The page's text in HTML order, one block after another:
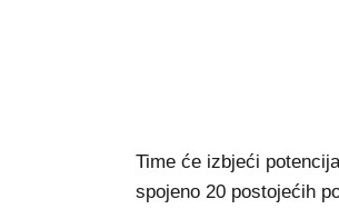
Time će izbjeći
spojeno 20 postojećih